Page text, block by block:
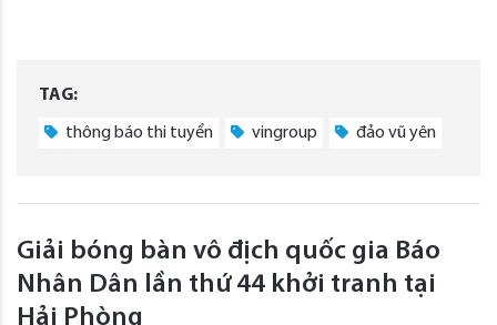
TAG:
thông báo thi tuyển vingroup đảo vũ yên
Giải bóng bàn vô địch quốc gia Báo
Nhân Dân lần thứ 44 khởi tranh tại
Hải Phòng